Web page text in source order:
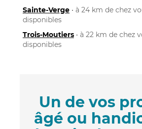
Sainte-Verge • à 24 km de chez
disponibles
Trois-Moutiers • à 22 km de chez
disponibles
Un de vos
âgé ou